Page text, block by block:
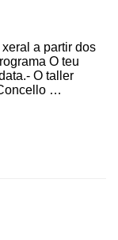
a partir dos
O teu
O taller
…